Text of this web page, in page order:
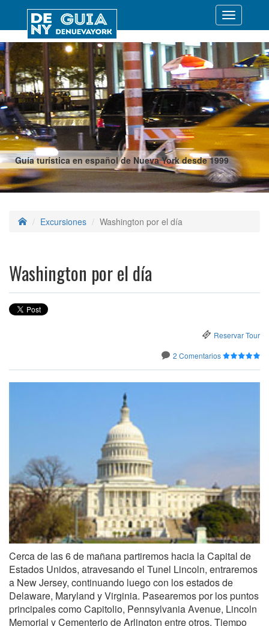
Guía turística en español de Nueva York desde 1999
Desplegar
Excursiones Washington por el día
Washington por el día
Reservar Tour
2 Comentarios
Cerca de las 6 de mañana partiremos hacia la Capital de
Estados Unidos, atravesando el Tunel Lincoln, entraremos
a New Jersey, continuando luego con los estados de
Delaware, Maryland y Virginia. Pasearemos por los puntos
principales como Capitolio, Pennsylvania Avenue, Lincoln
Memorial y Cementerio de Arlington entre otros. Tiempo